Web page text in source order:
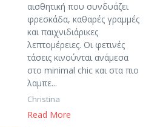
αισθητική που συνδυάζει
φρεσκάδα, καθαρές γραμμές
και παιχνιδιάρικες
λεπτομέρειες. Οι φετινές
τάσεις κινούνται ανάμεσα
στο minimal chic και στα πιο
λαμπε...
Christina
Read More